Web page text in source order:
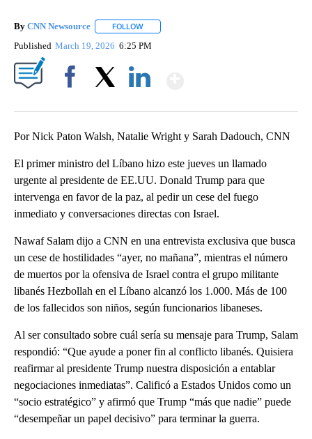
By CNN Newsource FOLLOW
Published March 19, 2026 6:25 PM
Por Nick Paton Walsh, Natalie Wright y Sarah Dadouch, CNN
El primer ministro del Líbano hizo este jueves un llamado
urgente al presidente de EE.UU. Donald Trump para que
intervenga en favor de la paz, al pedir un cese del fuego
inmediato y conversaciones directas con Israel.
Nawaf Salam dijo a CNN en una entrevista exclusiva que busca
un cese de hostilidades “ayer, no mañana”, mientras el número
de muertos por la ofensiva de Israel contra el grupo militante
libanés Hezbollah en el Líbano alcanzó los 1.000. Más de 100
de los fallecidos son niños, según funcionarios libaneses.
Al ser consultado sobre cuál sería su mensaje para Trump, Salam
respondió: “Que ayude a poner fin al conflicto libanés. Quisiera
reafirmar al presidente Trump nuestra disposición a entablar
negociaciones inmediatas”. Calificó a Estados Unidos como un
“socio estratégico” y afirmó que Trump “más que nadie” puede
“desempeñar un papel decisivo” para terminar la guerra.